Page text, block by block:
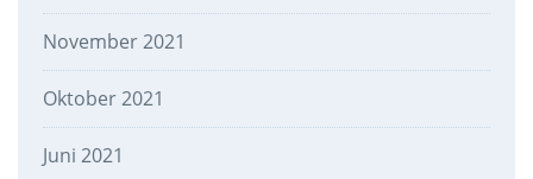
November 2021
Oktober 2021
Juni 2021